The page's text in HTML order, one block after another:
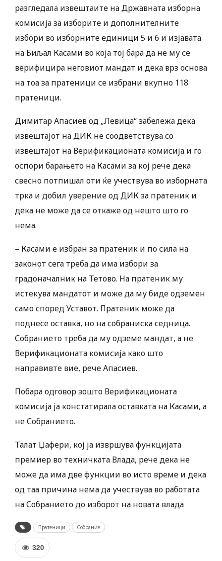
разгледала извештаите на Државната изборна
комисија за изборите и дополнителните
избори во изборните единици 5 и 6 и изјавата
на Биљал Касами во која тој бара да не му се
верифицира неговиот мандат и дека врз основа
на тоа за пратеници се избрани вкупно 118
пратеници.
Димитар Апасиев од „Левица“ забележа дека
извештајот на ДИК не соодветствува со
извештајот на Верификационата комисија и го
оспори барањето на Касами за кој рече дека
свесно потпишал оти ќе учествува во изборната
трка и добил уверение од ДИК за пратеник и
дека не може да се откаже од нешто што го
нема.
– Касами е избран за пратеник и по сила на
законот сега треба да има избори за
градоначалник на Тетово. На пратеник му
истекува мандатот и може да му биде одземен
само според Уставот. Пратеник може да
поднесе оставка, но на собраниска седница.
Собранието треба да му одземе мандат, а не
Верификационата комисија како што
направивте вие, рече Апасиев.
Побара одговор зошто Верификационата
комисија ја констатирала оставката на Касами, а
не Собранието.
Талат Џафери, кој ја извршува функцијата
премиер во техничката Влада, рече дека не
може да има две функции во исто време и дека
од таа причина нема да учествува во работата
на Собранието до изборот на новата влада
Пратеници Собрание
320